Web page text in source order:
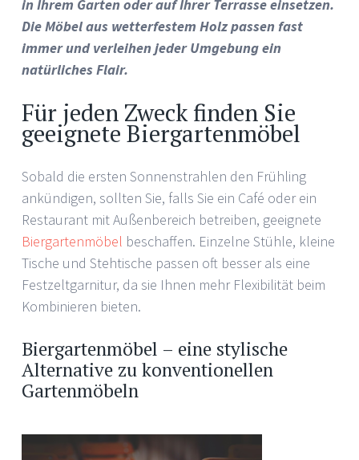
in Ihrem Garten oder auf Ihrer Terrasse einsetzen.
Die Möbel aus wetterfestem Holz passen fast
immer und verleihen jeder Umgebung ein
natürliches Flair.
Für jeden Zweck finden Sie
geeignete Biergartenmöbel
Sobald die ersten Sonnenstrahlen den Frühling
ankündigen, sollten Sie, falls Sie ein Café oder ein
Restaurant mit Außenbereich betreiben, geeignete
Biergartenmöbel beschaffen. Einzelne Stühle, kleine
Tische und Stehtische passen oft besser als eine
Festzeltgarnitur, da sie Ihnen mehr Flexibilität beim
Kombinieren bieten.
Biergartenmöbel – eine stylische
Alternative zu konventionellen
Gartenmöbeln